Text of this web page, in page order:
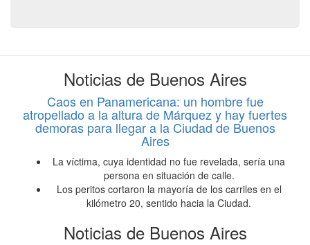
Noticias de Buenos Aires
Caos en Panamericana: un hombre fue
atropellado a la altura de Márquez y hay fuertes
demoras para llegar a la Ciudad de Buenos
Aires
La víctima, cuya identidad no fue revelada, sería una
persona en situación de calle.
Los peritos cortaron la mayoría de los carriles en el
kilómetro 20, sentido hacia la Ciudad.
Noticias de Buenos Aires